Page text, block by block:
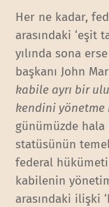
Her ne kadar,
arasındaki ‘eşit
yılında sona
başkanı John
kabile ayrı bir
kendini yönetme
günümüzde hala
statüsünün
federal
kabilenin
arasındaki ilişki